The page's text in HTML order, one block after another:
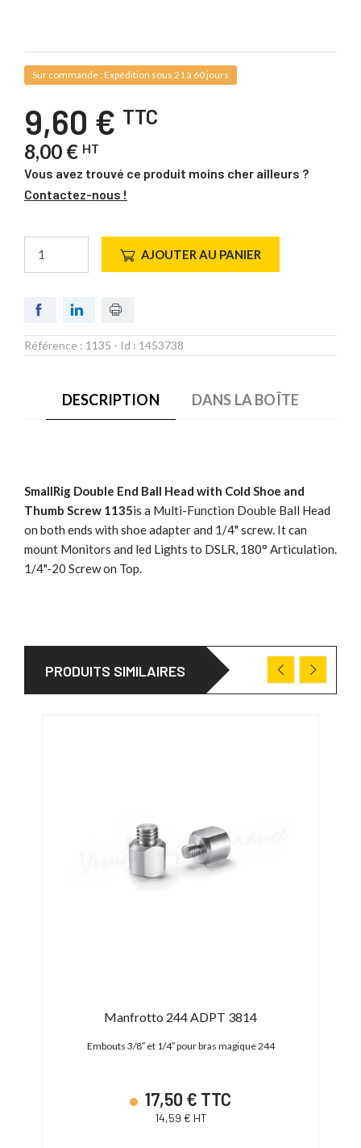
Sur commande : Expédition sous 21 à 60 jours
9,60 € TTC
8,00 € HT
Vous avez trouvé ce produit moins cher ailleurs ?
Contactez-nous !
AJOUTER AU PANIER
Référence : 1135 - Id : 1453738
DESCRIPTION DANS LA BOÎTE
SmallRig Double End Ball Head with Cold Shoe and
Thumb Screw 1135is a Multi-Function Double Ball Head
on both ends with shoe adapter and 1/4" screw. It can
mount Monitors and led Lights to DSLR, 180° Articulation.
1/4"-20 Screw on Top.
PRODUITS SIMILAIRES
Manfrotto 244 ADPT 3814
Embouts 3/8″ et 1/4″ pour bras magique 244
17,50 € TTC
14,59 € HT